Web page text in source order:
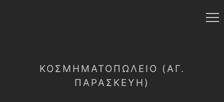
ΚΟΣΜΗΜΑΤΟΠΩΛΕΙΟ (ΑΓ.
ΠΑΡΑΣΚΕΥΗ)